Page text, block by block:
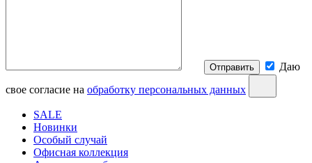
Отправить
Даю
свое согласие на обработку персональных данных
SALE
Новинки
Особый случай
Офисная коллекция